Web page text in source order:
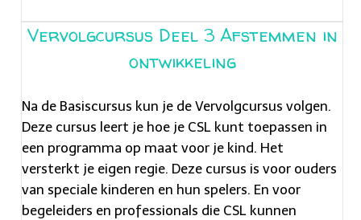
Vervolgcursus Deel 3 Afstemmen in
ontwikkeling
Na de Basiscursus kun je de Vervolgcursus volgen.
Deze cursus leert je hoe je CSL kunt toepassen in
een programma op maat voor je kind. Het
versterkt je eigen regie. Deze cursus is voor ouders
van speciale kinderen en hun spelers. En voor
begeleiders en professionals die CSL kunnen